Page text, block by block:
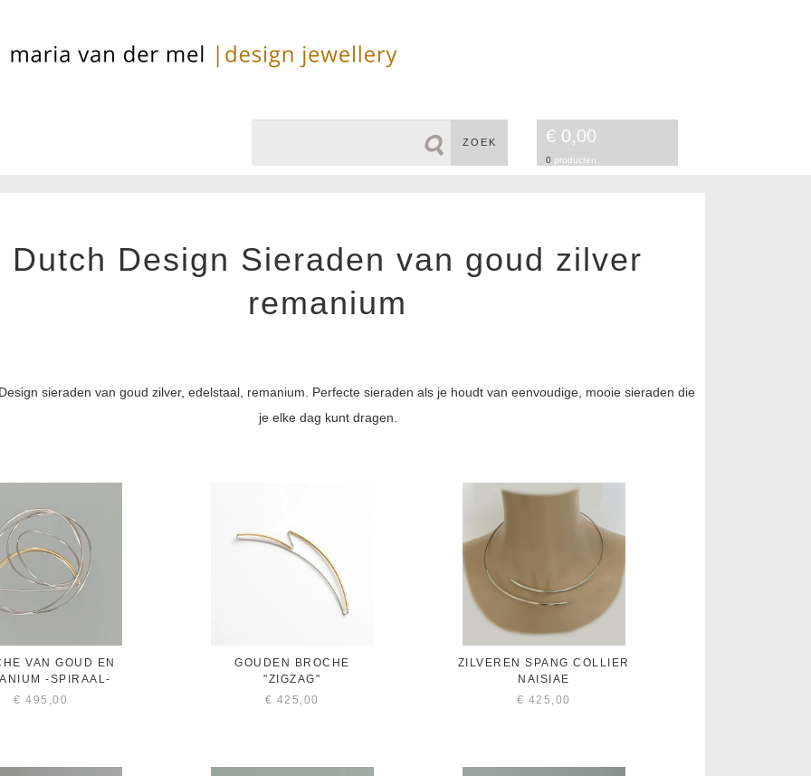
€ 0,00
0 producten
ZOEK
Dutch Design Sieraden van goud zilver
remanium
sieraden van goud zilver, edelstaal, remanium. Perfecte sieraden als je houdt van eenvoudige, mooie sieraden die
je elke dag kunt dragen.
VAN GOUD EN
-SPIRAAL-
€ 495,00
GOUDEN BROCHE
"ZIGZAG"
€ 425,00
ZILVEREN SPANG COLLIER
NAISIAE
€ 425,00